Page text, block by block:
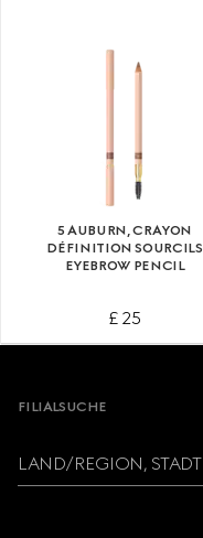
5 AUBURN, CRAYON
DÉFINITION SOURCILS
EYEBROW PENCIL
£ 25
Footer
FILIALSUCHE
LAND/REGION, STADT